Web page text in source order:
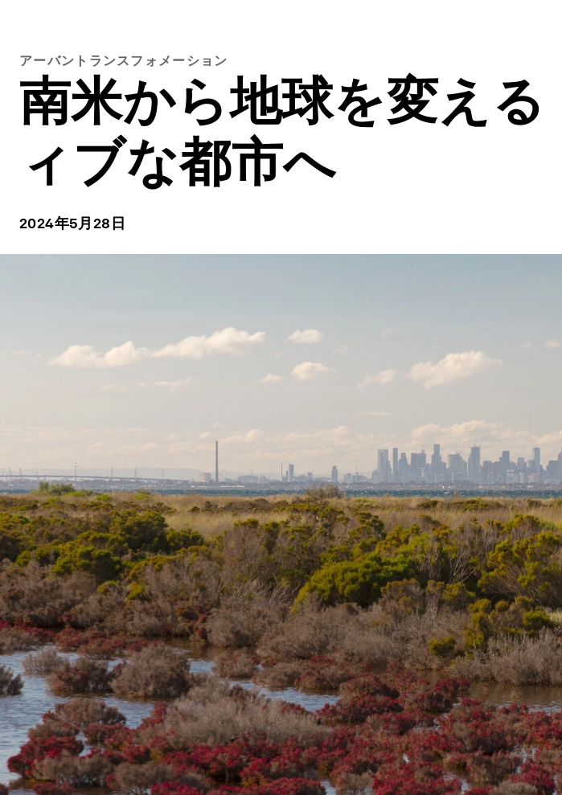
アーバントランスフォメーション
南米から地球を変え
ィブな都市へ
2024年5月28日